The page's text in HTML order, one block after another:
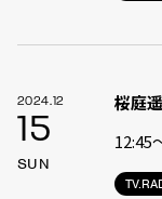
2024.12
15
SUN
桜庭
12:45